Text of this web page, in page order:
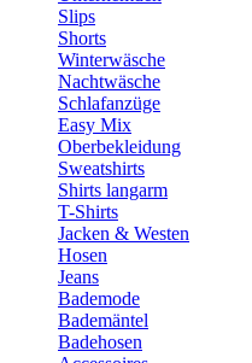
Slips
Shorts
Winterwäsche
Nachtwäsche
Schlafanzüge
Easy Mix
Oberbekleidung
Sweatshirts
Shirts langarm
T-Shirts
Jacken & Westen
Hosen
Jeans
Bademode
Bademäntel
Badehosen